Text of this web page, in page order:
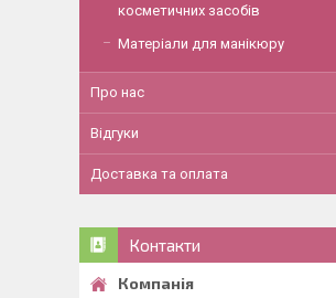
косметичних засобів
Матеріали для манікюру
Про нас
Відгуки
Доставка та оплата
Контакти